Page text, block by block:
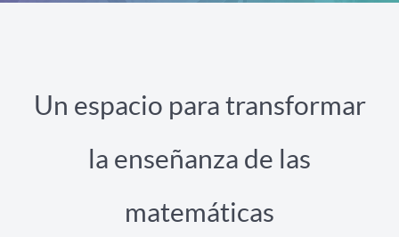
Un espacio para transformar
la enseñanza de las
matemáticas